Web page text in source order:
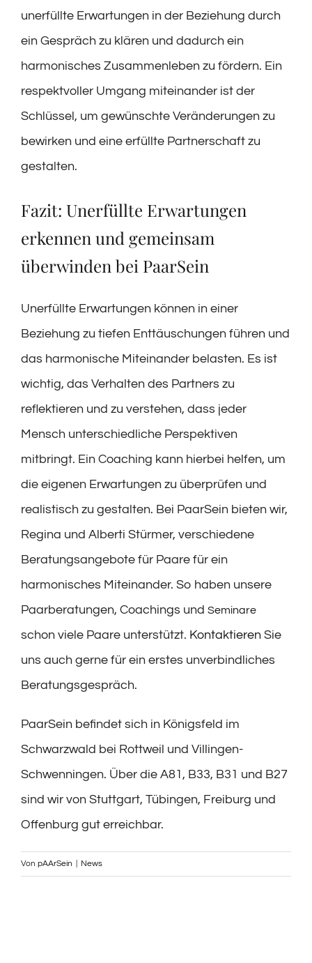
unerfüllte Erwartungen in der Beziehung durch
ein Gespräch zu klären und dadurch ein
harmonisches Zusammenleben zu fördern. Ein
respektvoller Umgang miteinander ist der
Schlüssel, um gewünschte Veränderungen zu
bewirken und eine erfüllte Partnerschaft zu
gestalten.
Fazit: Unerfüllte Erwartungen
erkennen und gemeinsam
überwinden bei PaarSein
Unerfüllte Erwartungen können in einer
Beziehung zu tiefen Enttäuschungen führen und
das harmonische Miteinander belasten. Es ist
wichtig, das Verhalten des Partners zu
reflektieren und zu verstehen, dass jeder
Mensch unterschiedliche Perspektiven
mitbringt. Ein Coaching kann hierbei helfen, um
die eigenen Erwartungen zu überprüfen und
realistisch zu gestalten. Bei PaarSein bieten wir,
Regina und Alberti Stürmer, verschiedene
Beratungsangebote für Paare für ein
harmonisches Miteinander. So haben unsere
Paarberatungen, Coachings und Seminare
schon viele Paare unterstützt. Kontaktieren Sie
uns auch gerne für ein erstes unverbindliches
Beratungsgespräch.
PaarSein befindet sich in Königsfeld im
Schwarzwald bei Rottweil und Villingen-
Schwenningen. Über die A81, B33, B31 und B27
sind wir von Stuttgart, Tübingen, Freiburg und
Offenburg gut erreichbar.
Von pAArSein News